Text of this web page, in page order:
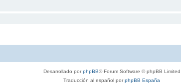
Desarrollado porphpBB® Forum Software © phpBB Limited
Traducción al español porphpBB España